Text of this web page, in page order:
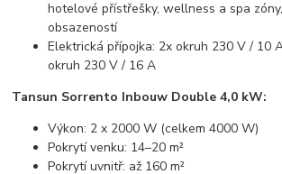
hotelové přístřešky, wellness a spa
obsazeností
Elektrická přípojka: 2x okruh 230 V / 10
okruh 230 V / 16 A
Tansun Sorrento Inbouw Double 4,0 kW:
Výkon: 2 x 2000 W (celkem 4000 W)
Pokrytí venku: 14–20 m²
Pokrytí uvnitř: až 160 m²